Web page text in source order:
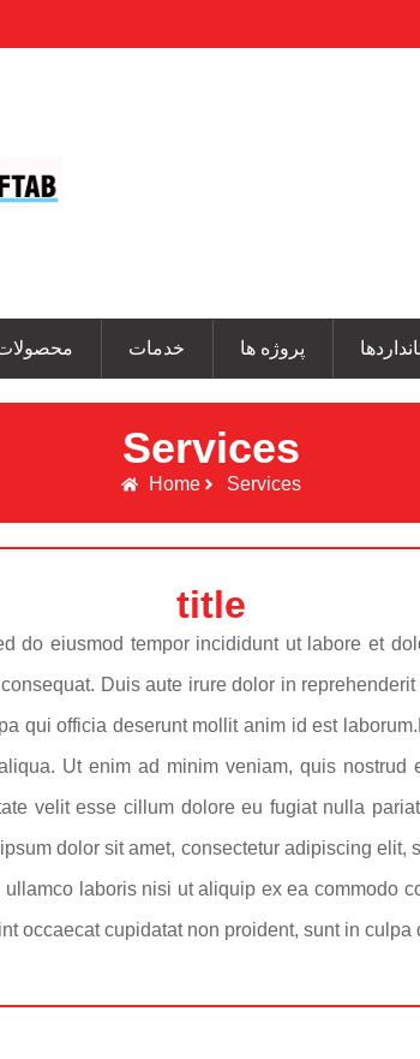
خدمات پروژه ها
Services
Home Services
title
do eiusmod tempor incididunt ut labore et
Duis aute irure dolor in
qui officia deserunt mollit anim id est
Ut enim ad minim veniam, quis
velit esse cillum dolore eu fugiat nulla
dolor sit amet, consectetur adipiscing
laboris nisi ut aliquip ex ea commodo
occaecat cupidatat non proident, sunt in